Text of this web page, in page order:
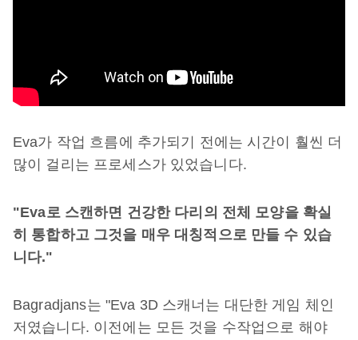
Eva가 작업 흐름에 추가되기 전에는 시간이 훨씬 더
많이 걸리는 프로세스가 있었습니다.
"Eva로 스캔하면 건강한 다리의 전체 모양을 확실
히 통합하고 그것을 매우 대칭적으로 만들 수 있습
니다."
Bagradjans는 "Eva 3D 스캐너는 대단한 게임 체인
저였습니다. 이전에는 모든 것을 수작업으로 해야